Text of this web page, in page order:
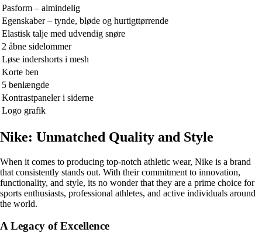
Pasform – almindelig
Egenskaber – tynde, bløde og hurtigttørrende
Elastisk talje med udvendig snøre
2 åbne sidelommer
Løse indershorts i mesh
Korte ben
5 benlængde
Kontrastpaneler i siderne
Logo grafik
Nike: Unmatched Quality and Style
When it comes to producing top-notch athletic wear, Nike is a brand
that consistently stands out. With their commitment to innovation,
functionality, and style, its no wonder that they are a prime choice for
sports enthusiasts, professional athletes, and active individuals around
the world.
A Legacy of Excellence